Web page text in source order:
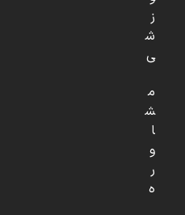
ز
ش
ی
م
ش
ا
و
ر
ه